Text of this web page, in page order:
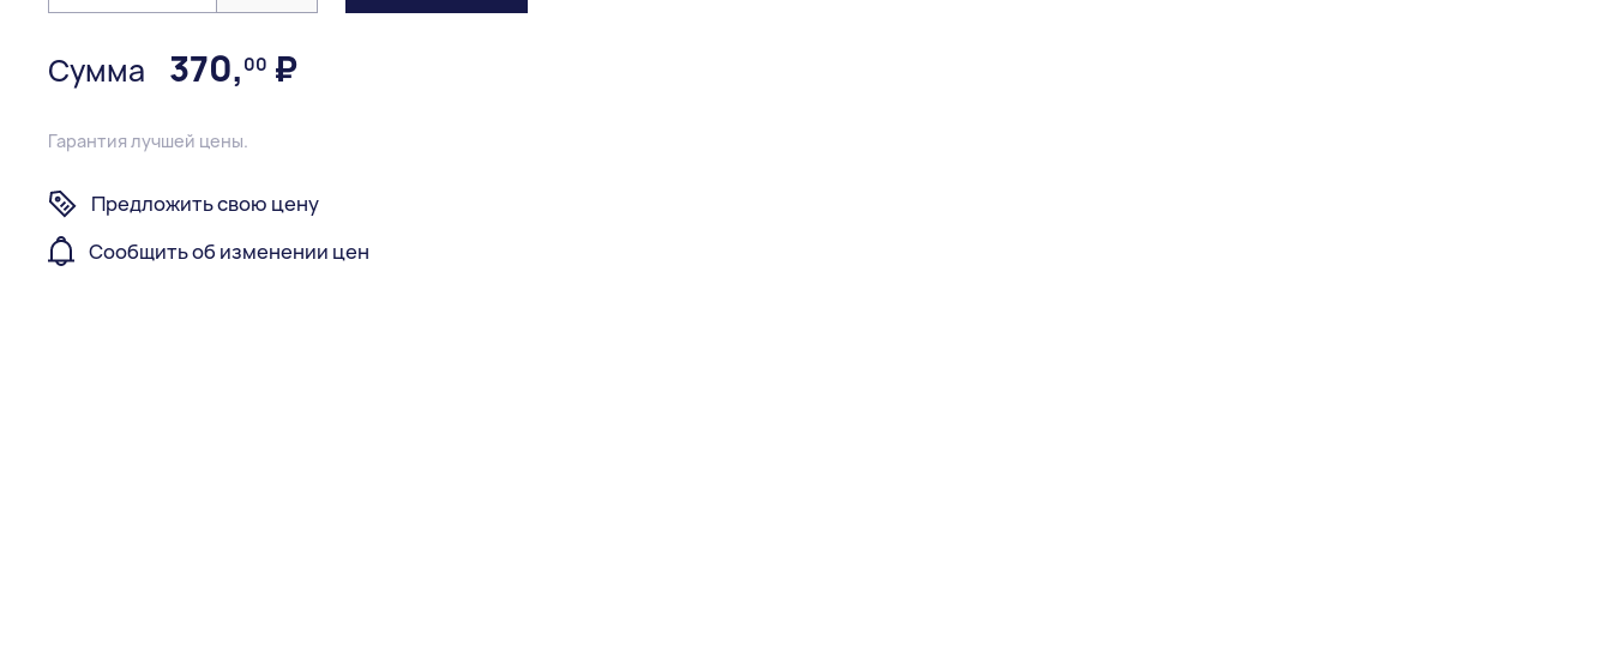
Сумма 370, 00 ₽
Гарантия лучшей цены.
Предложить свою цену
Сообщить об изменении цен